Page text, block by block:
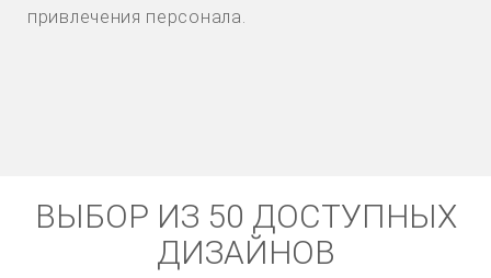
привлечения персонала.
ВЫБОР ИЗ 50 ДОСТУПНЫХ
ДИЗАЙНОВ